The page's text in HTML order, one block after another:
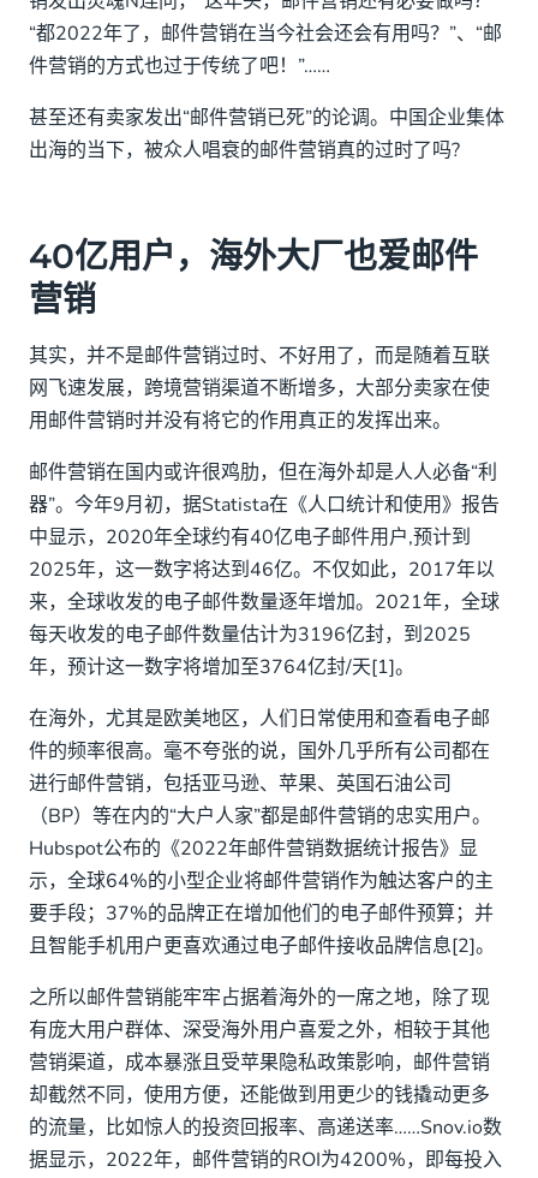
送。
三、把握正确的营销时间和频率。
备战旺季，赢在全渠道营销
“都2022年了，邮件营销在当今社会还会有用吗？”、“邮
件营销的方式也过于传统了吧！”……
甚至还有卖家发出“邮件营销已死”的论调。中国企业集体
出海的当下，被众人唱衰的邮件营销真的过时了吗?
40亿用户，海外大厂也爱邮件
营销
其实，并不是邮件营销过时、不好用了，而是随着互联
网飞速发展，跨境营销渠道不断增多，大部分卖家在使
用邮件营销时并没有将它的作用真正的发挥出来。
邮件营销在国内或许很鸡肋，但在海外却是人人必备“利
器”。今年9月初，据Statista在《人口统计和使用》报告
中显示，2020年全球约有40亿电子邮件用户,预计到
2025年，这一数字将达到46亿。不仅如此，2017年以
来，全球收发的电子邮件数量逐年增加。2021年，全球
每天收发的电子邮件数量估计为3196亿封，到2025
年，预计这一数字将增加至3764亿封/天[1]。
在海外，尤其是欧美地区，人们日常使用和查看电子邮
件的频率很高。毫不夸张的说，国外几乎所有公司都在
进行邮件营销，包括亚马逊、苹果、英国石油公司
（BP）等在内的“大户人家”都是邮件营销的忠实用户。
Hubspot公布的《2022年邮件营销数据统计报告》显
示，全球64%的小型企业将邮件营销作为触达客户的主
要手段；37%的品牌正在增加他们的电子邮件预算；并
且智能手机用户更喜欢通过电子邮件接收品牌信息[2]。
之所以邮件营销能牢牢占据着海外的一席之地，除了现
有庞大用户群体、深受海外用户喜爱之外，相较于其他
营销渠道，成本暴涨且受苹果隐私政策影响，邮件营销
却截然不同，使用方便，还能做到用更少的钱撬动更多
的流量，比如惊人的投资回报率、高递送率……Snov.io数
据显示，2022年，邮件营销的ROI为4200%，即每投入